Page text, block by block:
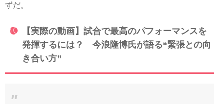
ずだ。
【実際の動画】試合で最高のパフォーマンスを
発揮するには？ 今浪隆博氏が語る“緊張との向
き合い方”